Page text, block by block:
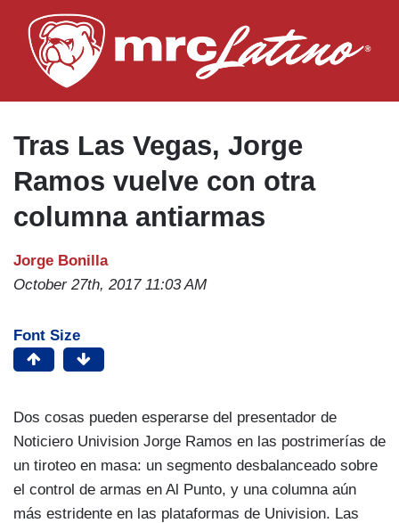
to
main
Tras Las Vegas, Jorge
Ramos vuelve con otra
columna antiarmas
Jorge Bonilla
October 27th, 2017 11:03 AM
Font Size
Dos cosas pueden esperarse del presentador de
Noticiero Univision Jorge Ramos en las postrimerías de
un tiroteo en masa: un segmento desbalanceado sobre
el control de armas en Al Punto, y una columna aún
más estridente en las plataformas de Univision. Las